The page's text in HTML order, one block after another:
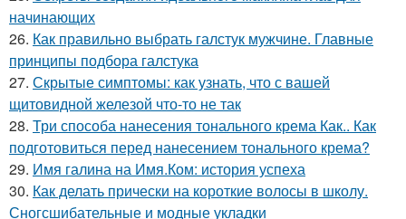
начинающих
26. Как правильно выбрать галстук мужчине. Главные
принципы подбора галстука
27. Скрытые симптомы: как узнать, что с вашей
щитовидной железой что-то не так
28. Три способа нанесения тонального крема Как.. Как
подготовиться перед нанесением тонального крема?
29. Имя галина на Имя.Ком: история успеха
30. Как делать прически на короткие волосы в школу.
Сногсшибательные и модные укладки